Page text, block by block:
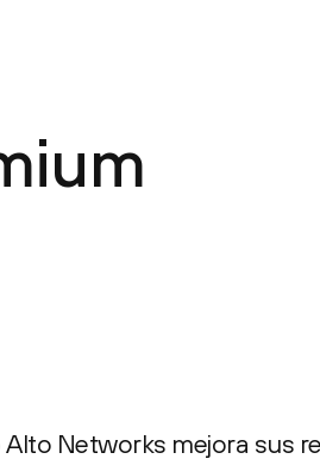
Networks mejora sus